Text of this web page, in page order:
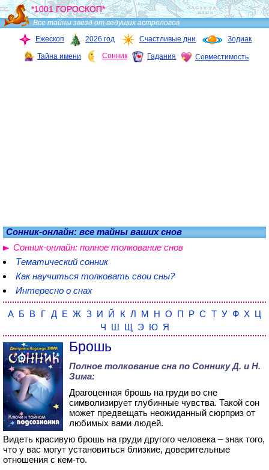
*1001 ГОРОСКОП*
Все тайны звезд от ведущих астрологов
Ежескоп
2026 год Счастливые дни Зодиак
Тайна имени Сонник Гадания Совместимость
Сонник-онлайн: все тайны ваших снов
Сонник-онлайн: полное толкование снов
Тематический сонник
Как научиться толковать свои сны?
Интересно о снах
А Б В Г Д Е Ж З И Й К Л М Н О П Р С Т У Ф Х Ц
Ч Ш Щ Э Ю Я
Брошь
Полное толкование сна по Соннику Д. и Н.
Зима:
Драгоценная брошь на груди во сне
символизирует глубинные чувства. Такой сон
может предвещать неожиданный сюрприз от
любимых вами людей.
Видеть красивую брошь на груди другого человека – знак того,
что у вас могут установиться близкие, доверительные
отношения с кем-то.